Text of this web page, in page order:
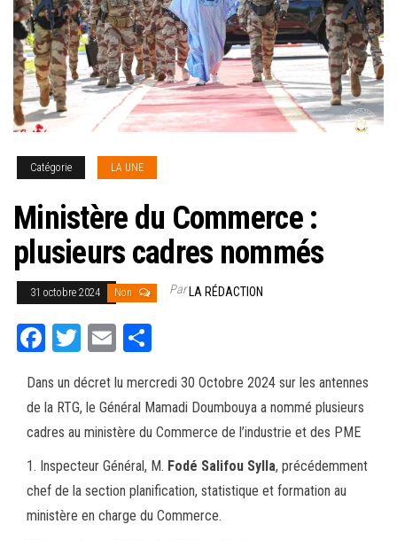
Catégorie LA UNE
Ministère du Commerce :
plusieurs cadres nommés
31 octobre 2024 Non ParLA RÉDACTION
Fa
bo
ok
T
tt
er
E
ail ag
er
Dans un décret lu mercredi 30 Octobre 2024 sur les antennes
de la RTG, le Général Mamadi Doumbouya a nommé plusieurs
cadres au ministère du Commerce de l’industrie et des PME
1. Inspecteur Général, M. Fodé Salifou Sylla, précédemment
chef de la section planification, statistique et formation au
ministère en charge du Commerce.